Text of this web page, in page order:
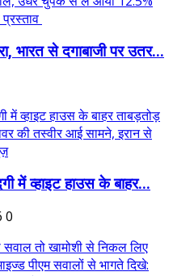
भारत से दगाबाजी पर उतर...
में व्हाइट हाउस के बाहर...
0